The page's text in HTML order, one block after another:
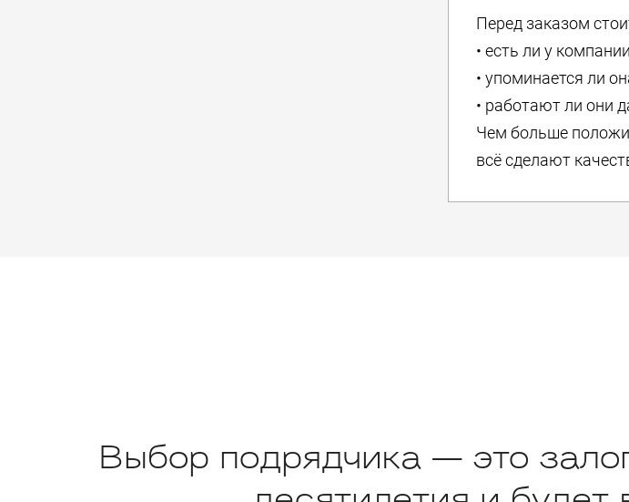
Перед заказом
• есть ли у
• упоминается ли
• работают ли они
Чем больше
всё сделают
Выбор подрядчика — это